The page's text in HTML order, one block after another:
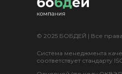
© 2025 БОБДЕЙ | Все
Система менеджмента
соответствует стандарту